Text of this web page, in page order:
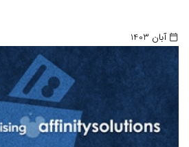
آبان 1403